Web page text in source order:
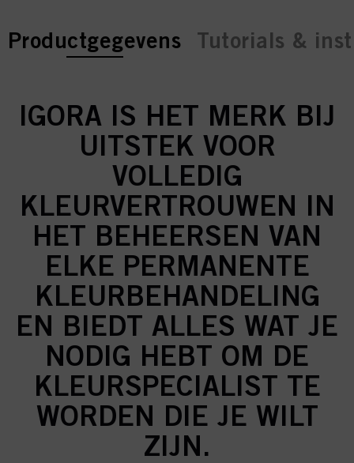
current tab:
current tab:
Productgegevens Tutorials &
IGORA IS HET MERK BIJ
UITSTEK VOOR
VOLLEDIG
KLEURVERTROUWEN IN
HET BEHEERSEN VAN
ELKE PERMANENTE
KLEURBEHANDELING
EN BIEDT ALLES WAT JE
NODIG HEBT OM DE
KLEURSPECIALIST TE
WORDEN DIE JE WILT
ZIJN.